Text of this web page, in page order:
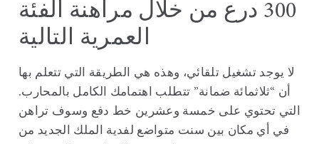
300 درع من خلال مراهنة الفئة
العمرية التالية
لا يوجد تشغيل تلقائي، وهذه هي الطريقة التي تتعلم بها
أن “ثلاثمائة ضمانة” تتطلب اهتمامك الكامل بالمحارب.
التي تحتوي على خمسة وعشرين خط دفع وسوف تراهن
في أي مكان بين سنت متواضع لفدية الملك الجديد من